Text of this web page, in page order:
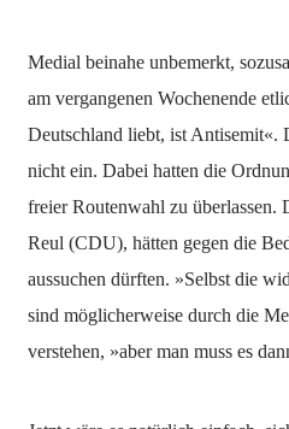
Medial beinahe unbemerkt,
am vergangenen Wochenende
Deutschland liebt, ist Antisemit«.
nicht ein. Dabei hatten die
freier Routenwahl zu überlassen.
Reul (CDU), hätten gegen die
aussuchen dürften. »Selbst die
sind möglicherweise durch die
verstehen, »aber man muss es